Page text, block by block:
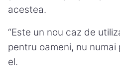
acestea.
“Este un nou caz de
pentru oameni, nu numai
el.